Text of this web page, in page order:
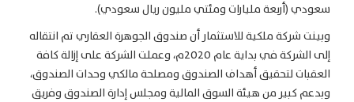
سعودي (أربعة مليارات ومئتي مليون ريال سعودي).
وبينت شركة ملكية للاستثمار أن صندوق الجوهرة العقاري تم انتقاله
إلى الشركة في بداية عام 2020م، وعملت الشركة على إزالة كافة
العقبات لتحقيق أهداف الصندوق ومصلحة مالكي وحدات الصندوق،
وبدعم كبير من هيئة السوق المالية ومجلس إدارة الصندوق وفريق